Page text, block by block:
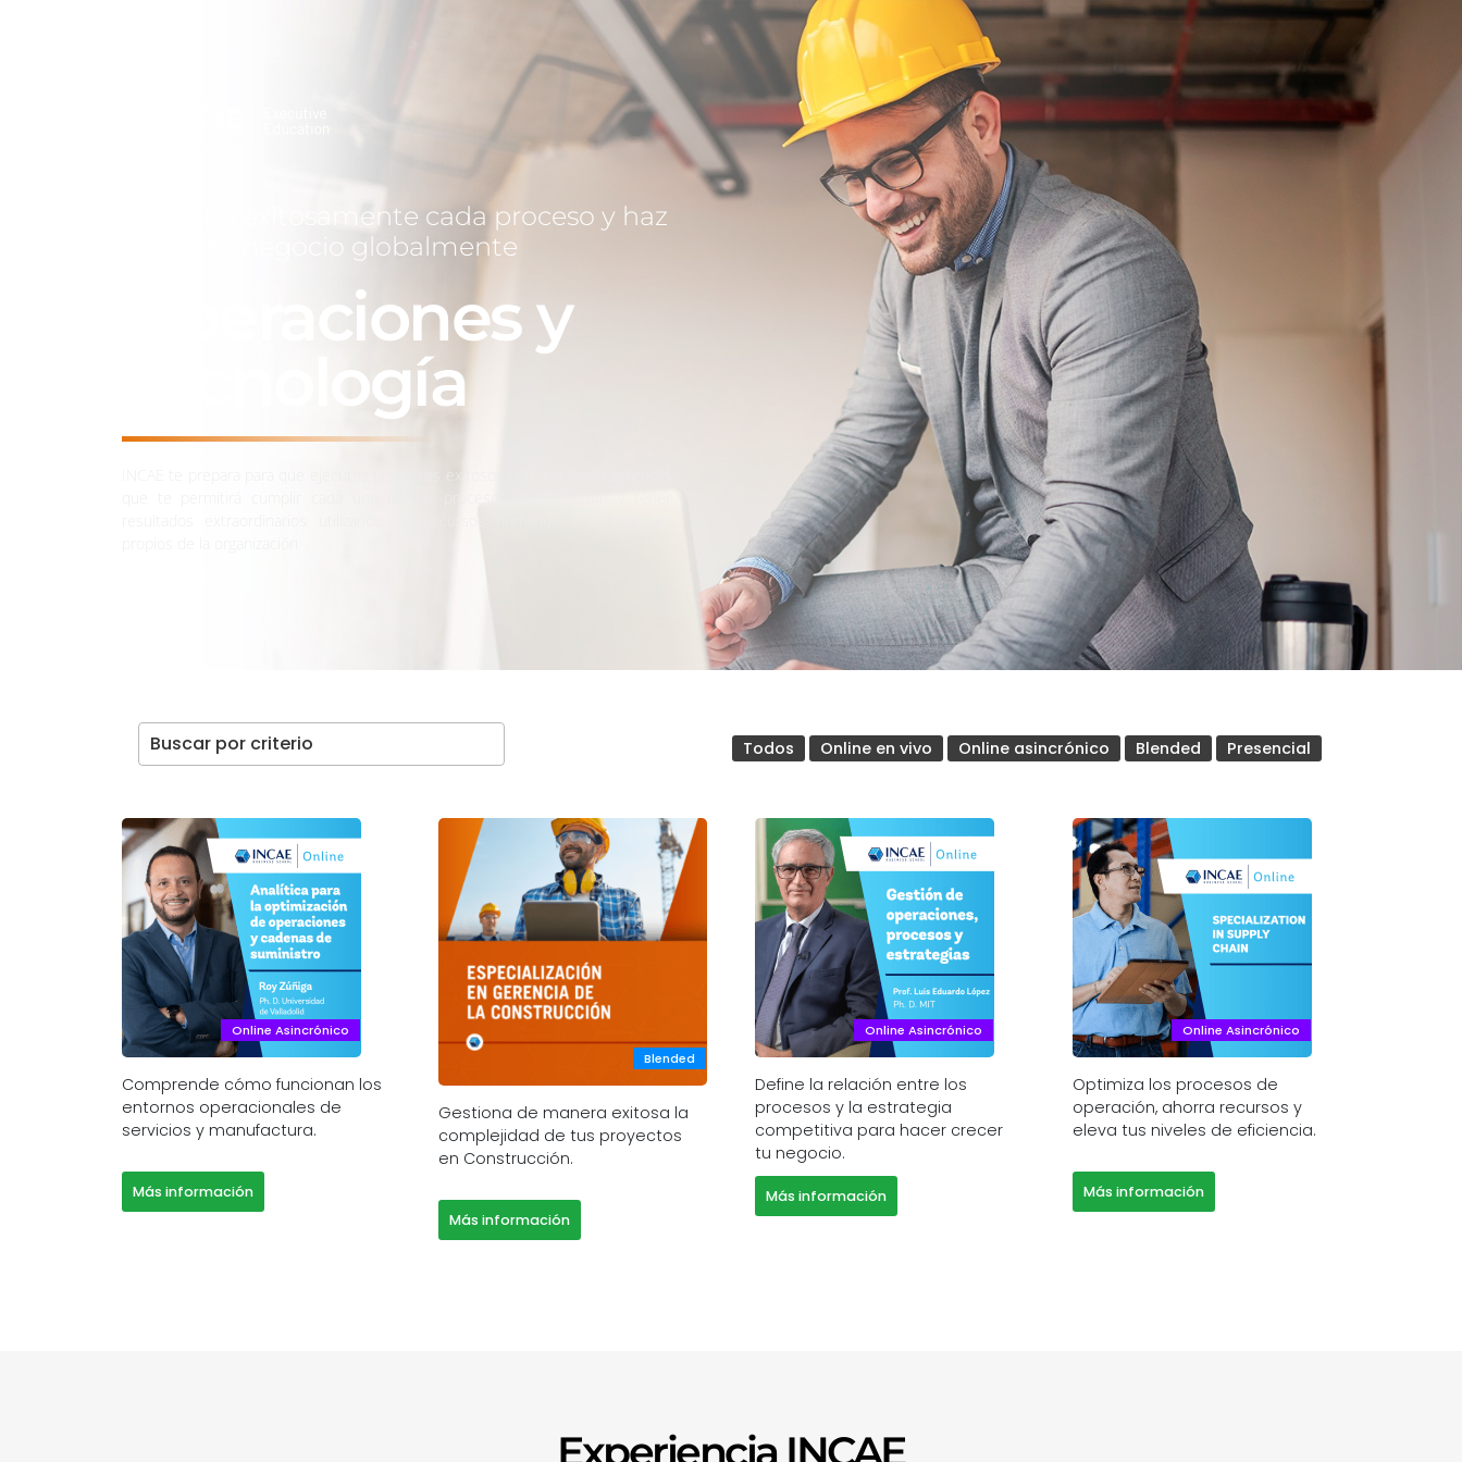
Gestiona exitosamente cada proceso y haz
crecer tu negocio globalmente
Operaciones y
Tecnología
Todos Online en vivo Online asincrónico Blended Presencial
Online Asincrónico
Comprende cómo funcionan los
entornos operacionales de
servicios y manufactura.
Más información
Blended
Gestiona de manera exitosa la
complejidad de tus proyectos
en Construcción.
Más información
Online Asincrónico
Define la relación entre los
procesos y la estrategia
competitiva para hacer crecer
tu negocio.
Más información
Online Asincrónico
Optimiza los procesos de
operación, ahorra recursos y
eleva tus niveles de eficiencia.
Más información
Experiencia INCAE